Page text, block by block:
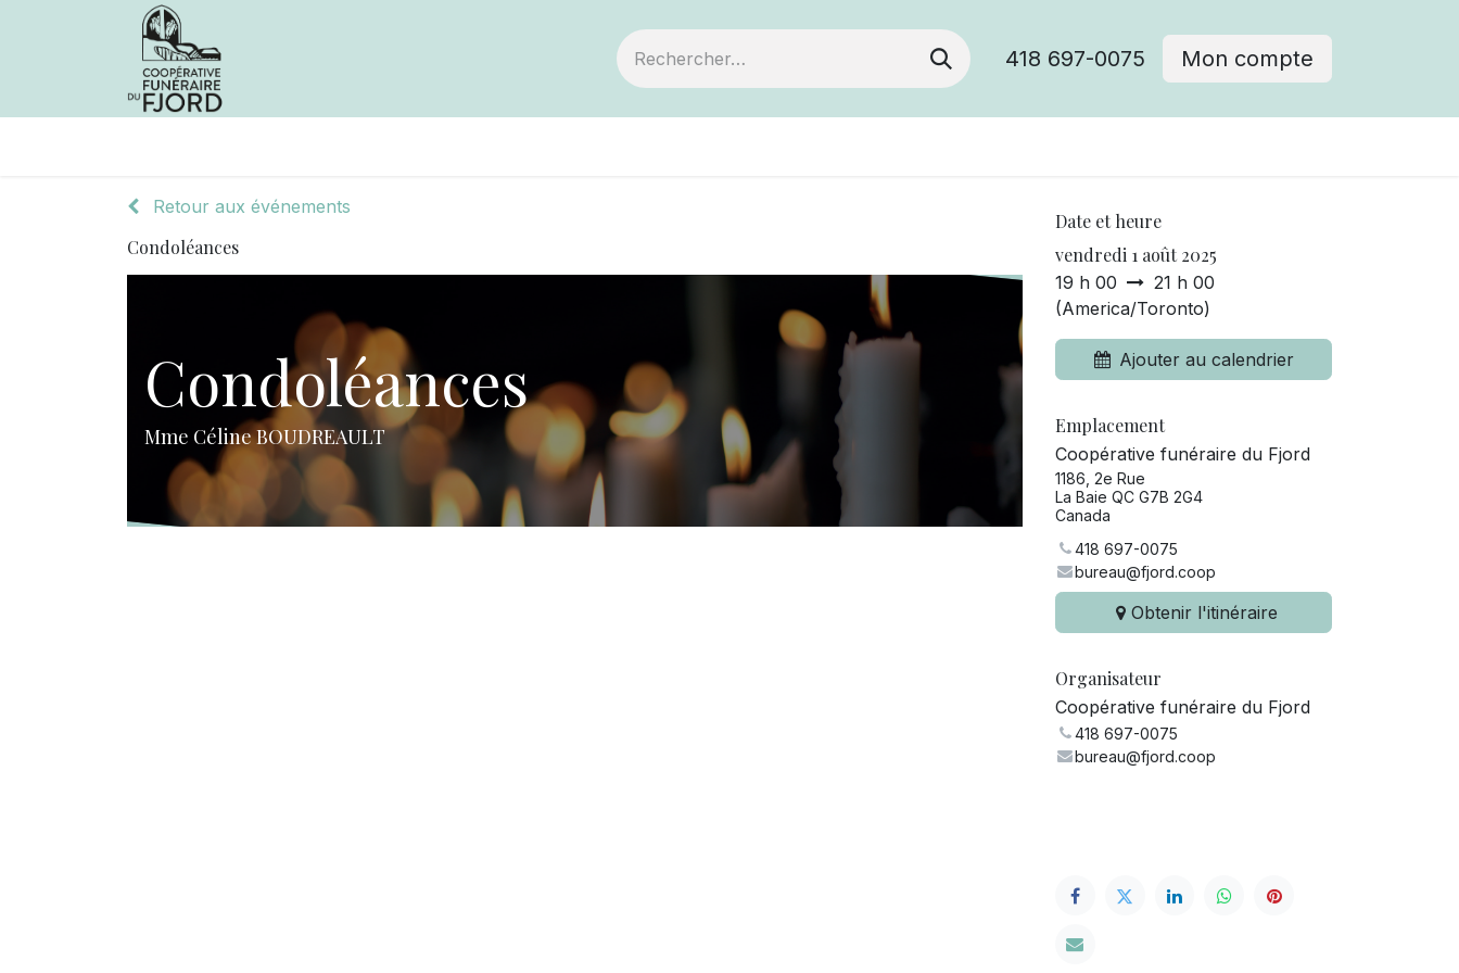
418 697-0075 Mon compte
Retour aux événements
Condoléances
Condoléances
Mme Céline BOUDREAULT
Date et heure
vendredi 1 août 2025
19 h 00
21 h 00
(America/Toronto)
Ajouter au calendrier
Emplacement
Coopérative funéraire du Fjord
1186, 2e Rue
La Baie QC G7B 2G4
Canada
418 697-0075
bureau@fjord.coop
Obtenir l'itinéraire
Organisateur
Coopérative funéraire du Fjord
418 697-0075
bureau@fjord.coop